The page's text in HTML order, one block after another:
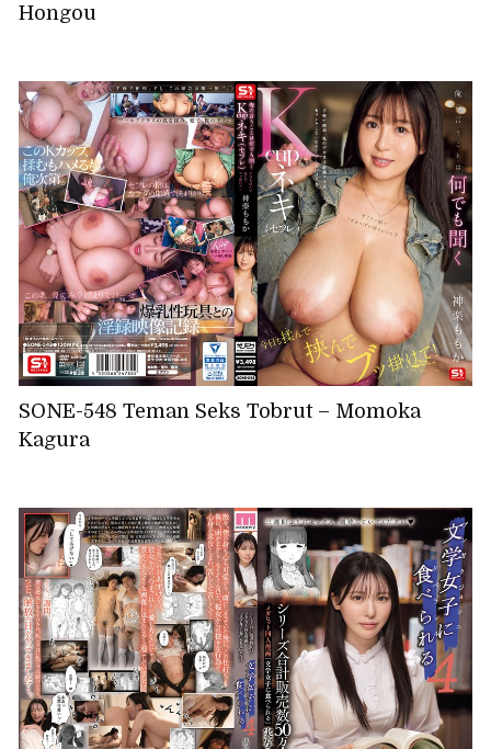
Hongou
SONE-548 Teman Seks Tobrut – Momoka
Kagura